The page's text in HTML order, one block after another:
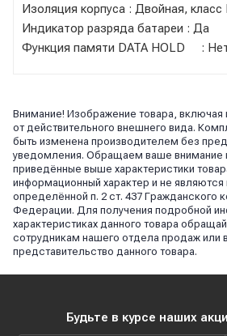
Изоляция корпуса : Двойная, класс
Индикатор разряда батареи : Да
Функция памяти DATA HOLD :
Внимание! Изображение товара, включая
от действительного внешнего вида.
быть изменена производителем без
уведомления. Обращаем ваше внимание
приведённые выше характеристики
информационный характер и не являются
определённой п. 2 ст. 437 Гражданского
Федерации. Для получения подробной
характеристиках данного товара
сотрудникам нашего отдела продаж или
представительство данного товара.
Будьте в курсе наших